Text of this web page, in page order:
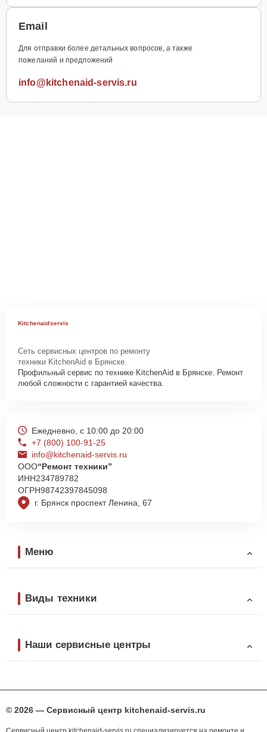
Email
Для отправки более детальных вопросов, а также
пожеланий и предложений
info@kitchenaid-servis.ru
Kitchenaidservis
Сеть сервисных центров по ремонту
техники KitchenAid в Брянске.
Профильный сервис по технике KitchenAid в Брянске. Ремонт
любой сложности с гарантией качества.
г. Брянск проспект Ленина, 67
Ежедневно, с 10:00 до 20:00
+7 (800) 100-91-25
info@kitchenaid-servis.ru
ООО“Ремонт техники”
ИНН234789782
ОГРН98742397845098
Меню
Виды техники
Наши сервисные центры
© 2026 — Сервисный центр kitchenaid-servis.ru